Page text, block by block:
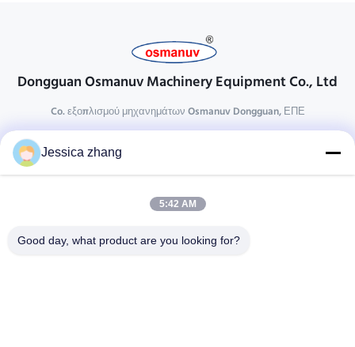
Dongguan Osmanuv Machinery Equipment Co., Ltd
Co. εξοπλισμού μηχανημάτων Osmanuv Dongguan, ΕΠΕ
28 δεύτερος ο βιομηχανικός, wei Liu chong, Wanjiang,
DongGuan, Guangdong, Κίνα
osmanuv@hotmail.com
Jessica zhang
5:42 AM
Good day, what product are you looking for?